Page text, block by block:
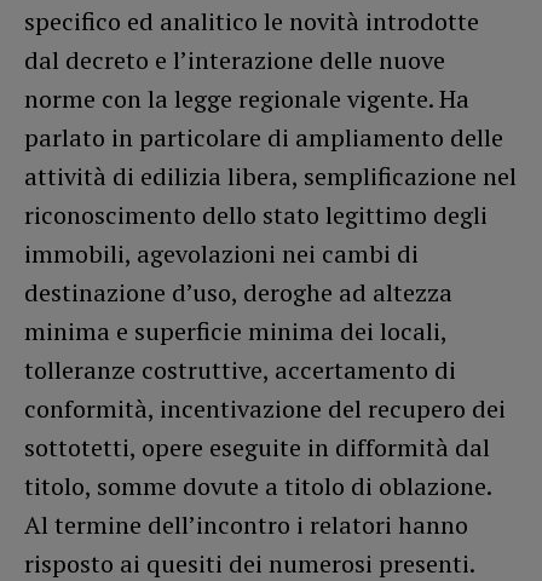
specifico ed analitico le novità introdotte
dal decreto e l’interazione delle nuove
norme con la legge regionale vigente. Ha
parlato in particolare di ampliamento delle
attività di edilizia libera, semplificazione nel
riconoscimento dello stato legittimo degli
immobili, agevolazioni nei cambi di
destinazione d’uso, deroghe ad altezza
minima e superficie minima dei locali,
tolleranze costruttive, accertamento di
conformità, incentivazione del recupero dei
sottotetti, opere eseguite in difformità dal
titolo, somme dovute a titolo di oblazione.
Al termine dell’incontro i relatori hanno
risposto ai quesiti dei numerosi presenti.